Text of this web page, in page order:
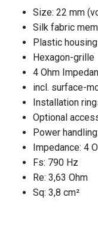
Size: 22 mm
Silk fabric
Plastic
Hexagon-grille
4 Ohm
incl. surface-
Installation
Optional
Power
Impedance: 4
Fs: 790 Hz
Re: 3,63 Ohm
Sq: 3,8 cm²